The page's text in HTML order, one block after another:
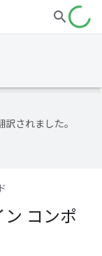
訳されました。
ン コンポ